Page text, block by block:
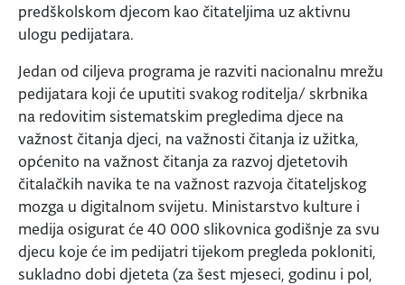
predškolskom djecom kao čitateljima uz aktivnu
ulogu pedijatara.
Jedan od ciljeva programa je razviti nacionalnu mrežu
pedijatara koji će uputiti svakog roditelja/ skrbnika
na redovitim sistematskim pregledima djece na
važnost čitanja djeci, na važnosti čitanja iz užitka,
općenito na važnost čitanja za razvoj djetetovih
čitalačkih navika te na važnost razvoja čitateljskog
mozga u digitalnom svijetu. Ministarstvo kulture i
medija osigurat će 40 000 slikovnica godišnje za svu
djecu koje će im pedijatri tijekom pregleda pokloniti,
sukladno dobi djeteta (za šest mjeseci, godinu i pol,